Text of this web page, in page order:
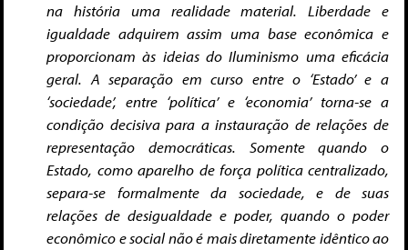
na história uma realidade material. Liberdade e
igualdade adquirem assim uma base econômica e
proporcionam às ideias do Iluminismo uma eficácia
geral. A separação em curso entre o ‘Estado’ e a
‘sociedade’, entre ‘política’ e ‘economia’ torna-se a
condição decisiva para a instauração de relações de
representação democráticas. Somente quando o
Estado, como aparelho de força política centralizado,
separa-se formalmente da sociedade, e de suas
relações de desigualdade e poder, quando o poder
econômico e social não é mais diretamente idêntico ao